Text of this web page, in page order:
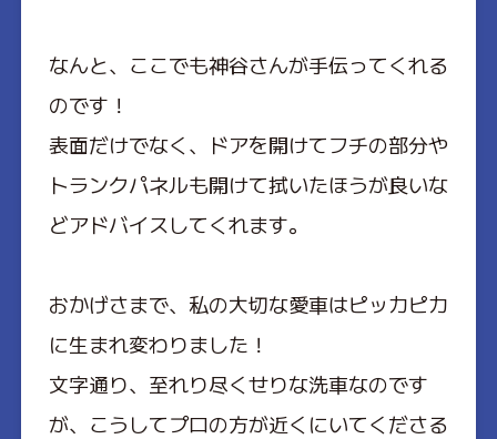
なんと、ここでも神谷さんが手伝ってくれる
のです！
表面だけでなく、ドアを開けてフチの部分や
トランクパネルも開けて拭いたほうが良いな
どアドバイスしてくれます。
おかげさまで、私の大切な愛車はピッカピカ
に生まれ変わりました！
文字通り、至れり尽くせりな洗車なのです
が、こうしてプロの方が近くにいてくださる